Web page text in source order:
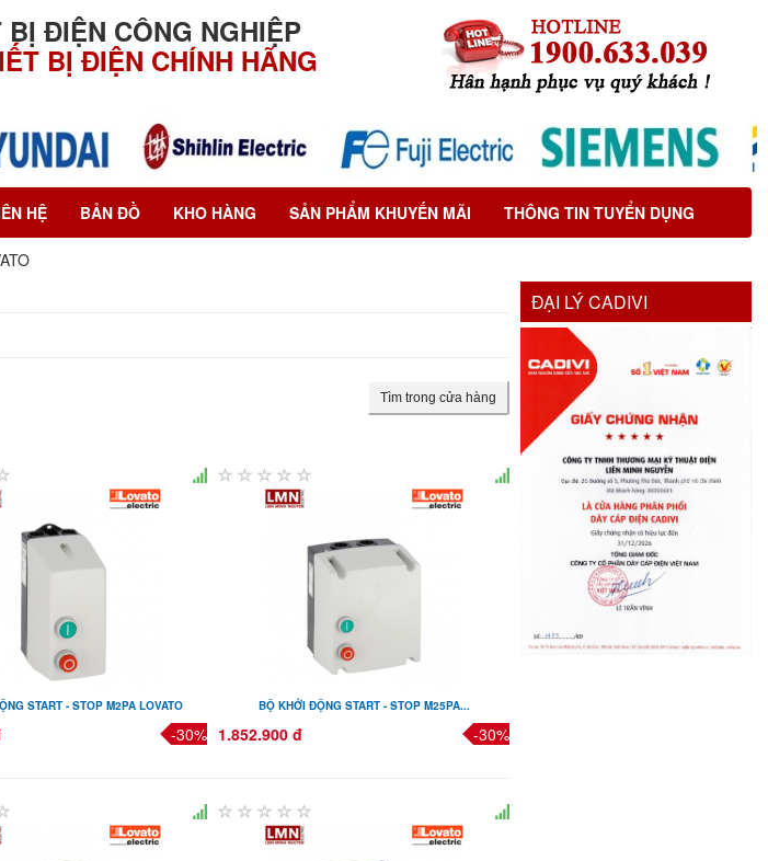
ĐIỆN CÔNG NGHIỆP
BỊ ĐIỆN CHÍNH HÃNG
HỆ BẢN ĐỒ KHO HÀNG SẢN PHẨM KHUYẾN MÃI THÔNG TIN TUYỂN DỤNG
Tìm trong cửa hàng
START - STOP M2PA LOVATO
-30%
BỘ KHỞI ĐỘNG START - STOP M25PA...
1.852.900 đ -30%
ĐẠI LÝ CADIVI